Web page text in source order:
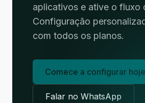
aplicativos e ative o fluxo
Configuração
com todos os planos.
Comece a configurar hoje
Falar no WhatsApp